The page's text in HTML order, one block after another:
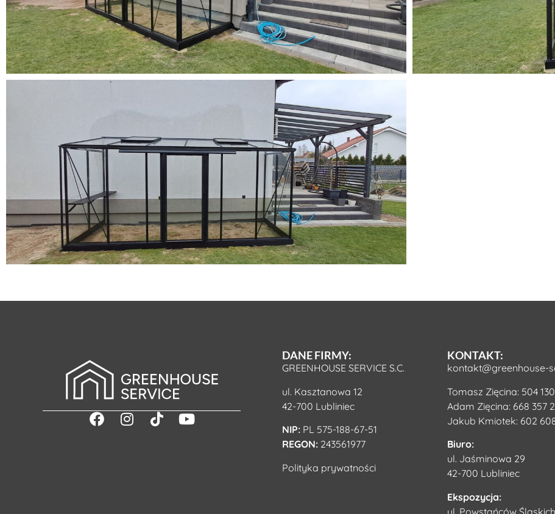
DANE FIRMY:
GREENHOUSE SERVICE S.C.
ul. Kasztanowa 12
42-700 Lubliniec
NIP: PL 575-188-67-51
REGON: 243561977
Polityka prywatności
KONTAKT:
kontakt@greenhouse-
Tomasz Zięcina: 504
Adam Zięcina: 668 357
Jakub Kmiotek: 602
Biuro:
ul. Jaśminowa 29
42-700 Lubliniec
Ekspozycja:
ul. Powstańców Śląskich